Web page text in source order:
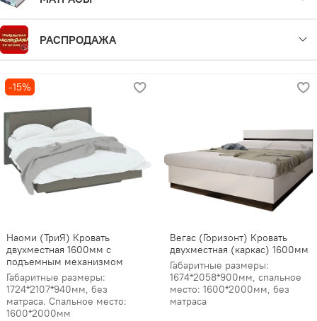
РАСПРОДАЖА
-15%
Наоми (ТриЯ) Кровать
двухместная 1600мм с
подъемным механизмом
Габаритные размеры:
1724*2107*940мм, без
матраса. Спальное место:
1600*2000мм
Вегас (Горизонт) Кровать
двухместная (каркас) 1600мм
Габаритные размеры:
1674*2058*900мм, спальное
место: 1600*2000мм, без
матраса